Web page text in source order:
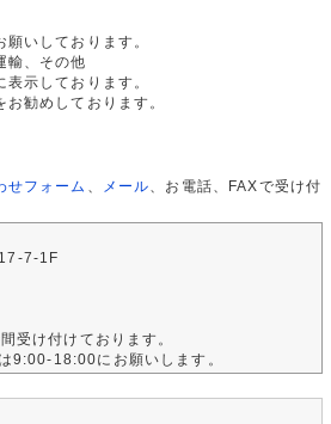
いしております。
輸、その他
示しております。
勧めしております。
せフォーム メール 、お電話、FAXで受け付
7-1F
受け付けております。
9:00-18:00にお願いします。